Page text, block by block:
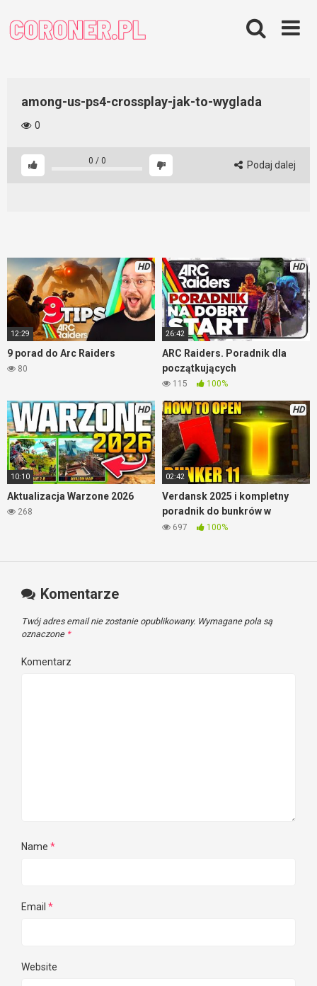
content
among-us-ps4-crossplay-jak-to-wyglada
0
0 / 0 Podaj dalej
HD
12:29
9 porad do Arc Raiders
80
HD
26:42
ARC Raiders. Poradnik dla
początkujących
115 100%
HD
10:10
Aktualizacja Warzone 2026
268
HD
02:42
Verdansk 2025 i kompletny
poradnik do bunkrów w
Warzone
697 100%
Komentarze
Twój adres email nie zostanie opublikowany. Wymagane pola są
oznaczone *
Komentarz
Name *
Email *
Website